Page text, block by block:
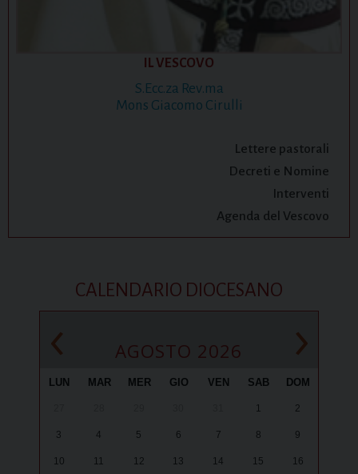
IL VESCOVO
S.Ecc.za Rev.ma
Mons Giacomo Cirulli
Lettere pastorali
Decreti e Nomine
Interventi
Agenda del Vescovo
CALENDARIO DIOCESANO
‹ AGOSTO 2026 ›
LUN MAR MER GIO VEN SAB DOM
1 2
3 4 5 6 7 8 9
10 11 12 13 14 15 16